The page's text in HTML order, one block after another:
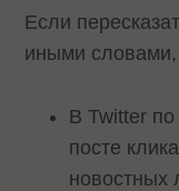
Если
иными словами,
В Twitter
посте
новостных